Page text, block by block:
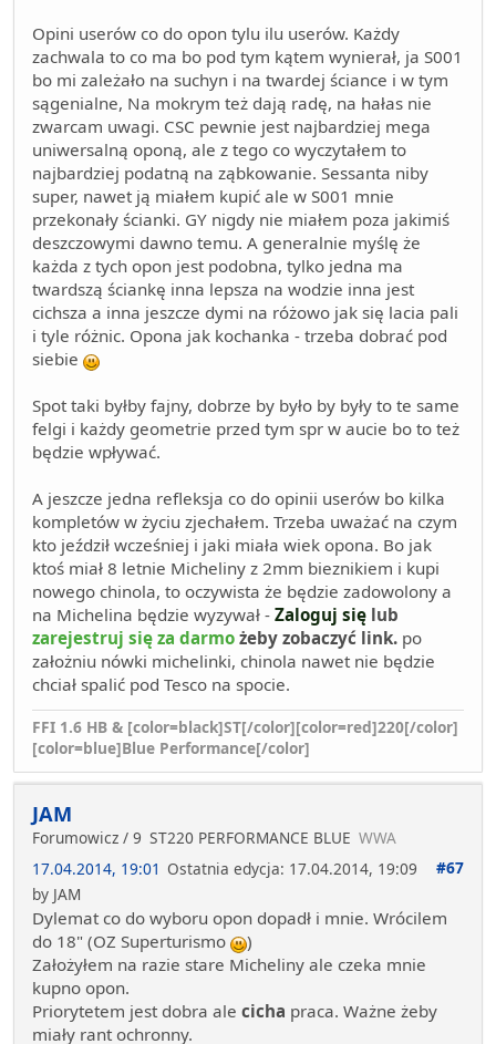
Opini userów co do opon tylu ilu userów. Każdy
zachwala to co ma bo pod tym kątem wynierał, ja S001
bo mi zależało na suchyn i na twardej ściance i w tym
sągenialne, Na mokrym też dają radę, na hałas nie
zwarcam uwagi. CSC pewnie jest najbardziej mega
uniwersalną oponą, ale z tego co wyczytałem to
najbardziej podatną na ząbkowanie. Sessanta niby
super, nawet ją miałem kupić ale w S001 mnie
przekonały ścianki. GY nigdy nie miałem poza jakimiś
deszczowymi dawno temu. A generalnie myślę że
każda z tych opon jest podobna, tylko jedna ma
twardszą ściankę inna lepsza na wodzie inna jest
cichsza a inna jeszcze dymi na różowo jak się lacia pali
i tyle różnic. Opona jak kochanka - trzeba dobrać pod
siebie
Spot taki byłby fajny, dobrze by było by były to te same
felgi i każdy geometrie przed tym spr w aucie bo to też
będzie wpływać.
A jeszcze jedna refleksja co do opinii userów bo kilka
kompletów w życiu zjechałem. Trzeba uważać na czym
kto jeździł wcześniej i jaki miała wiek opona. Bo jak
ktoś miał 8 letnie Micheliny z 2mm bieznikiem i kupi
nowego chinola, to oczywista że będzie zadowolony a
na Michelina będzie wyzywał - Zaloguj się lub
zarejestruj się za darmo żeby zobaczyć link. po
założniu nówki michelinki, chinola nawet nie będzie
chciał spalić pod Tesco na spocie.
FFI 1.6 HB & [color=black]ST[/color][color=red]220[/color]
[color=blue]Blue Performance[/color]
JAM
Forumowicz / 9 ST220 PERFORMANCE BLUE WWA
17.04.2014, 19:01
#67
Ostatnia edycja: 17.04.2014, 19:09
by JAM
Dylemat co do wyboru opon dopadł i mnie. Wrócilem
do 18" (OZ Superturismo
)
Założyłem na razie stare Micheliny ale czeka mnie
kupno opon.
Priorytetem jest dobra ale cicha praca. Ważne żeby
miały rant ochronny.